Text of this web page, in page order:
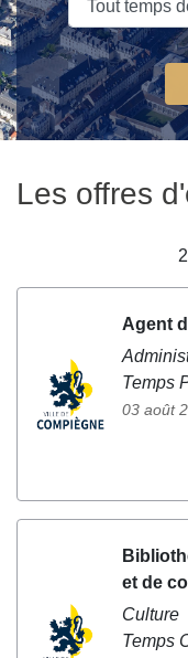
Les offres
Agent
Temps
03 août
et de
Culture
Temps